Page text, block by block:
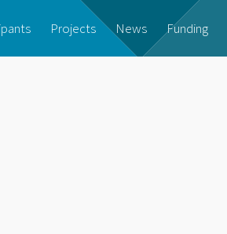
Projects News Funding